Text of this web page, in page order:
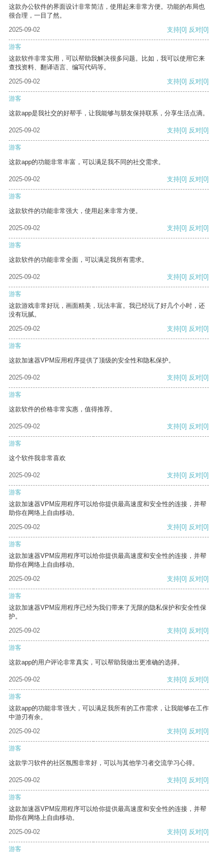
这款办公软件的界面设计非常简洁，使用起来非常方便。功能的布局也
很合理，一目了然。
2025-09-02
支持[0] 反对[0]
游客
这款软件非常实用，可以帮助我解决很多问题。比如，我可以使用它来
查找资料、翻译语言、编写代码等。
2025-09-02
支持[0] 反对[0]
游客
这款app是我社交的好帮手，让我能够与朋友保持联系，分享生活点滴。
2025-09-02 支持[0] 反对[0]
游客
这款app的功能非常丰富，可以满足我不同的社交需求。
2025-09-02 支持[0] 反对[0]
游客
这款软件的功能非常强大，使用起来非常方便。
2025-09-02 支持[0] 反对[0]
游客
这款软件的功能非常全面，可以满足我所有需求。
2025-09-02 支持[0] 反对[0]
游客
这款游戏非常好玩，画面精美，玩法丰富。我已经玩了好几个小时，还
没有玩腻。
2025-09-02
支持[0] 反对[0]
游客
这款加速器VPM应用程序提供了顶级的安全性和隐私保护。
2025-09-02 支持[0] 反对[0]
游客
这款软件的价格非常实惠，值得推荐。
2025-09-02 支持[0] 反对[0]
游客
这个软件我非常喜欢
2025-09-02 支持[0] 反对[0]
游客
这款加速器VPM应用程序可以给你提供最高速度和安全性的连接，并帮
助你在网络上自由移动。
2025-09-02
支持[0] 反对[0]
游客
这款加速器VPM应用程序可以给你提供最高速度和安全性的连接，并帮
助你在网络上自由移动。
2025-09-02
支持[0] 反对[0]
游客
这款加速器VPM应用程序已经为我们带来了无限的隐私保护和安全性保
护。
2025-09-02
支持[0] 反对[0]
游客
这款app的用户评论非常真实，可以帮助我做出更准确的选择。
2025-09-02 支持[0] 反对[0]
游客
这款app的功能非常强大，可以满足我所有的工作需求，让我能够在工作
中游刃有余。
2025-09-02
支持[0] 反对[0]
游客
这款学习软件的社区氛围非常好，可以与其他学习者交流学习心得。
2025-09-02 支持[0] 反对[0]
游客
这款加速器VPM应用程序可以给你提供最高速度和安全性的连接，并帮
助你在网络上自由移动。
2025-09-02
支持[0] 反对[0]
游客